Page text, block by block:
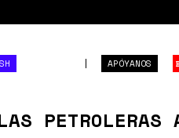
APÓYANOS